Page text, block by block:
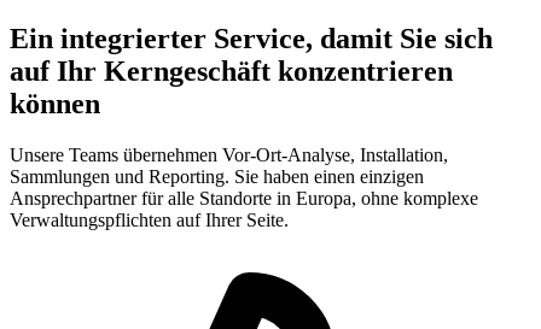
Ein integrierter Service, damit Sie sich
auf Ihr Kerngeschäft konzentrieren
können
Unsere Teams übernehmen Vor-Ort-Analyse, Installation,
Sammlungen und Reporting. Sie haben einen einzigen
Ansprechpartner für alle Standorte in Europa, ohne komplexe
Verwaltungspflichten auf Ihrer Seite.